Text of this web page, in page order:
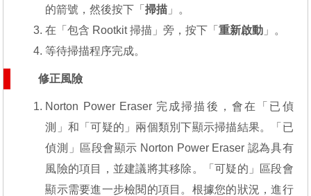
的箭號，然後按下「掃描 」。
在「包含 Rootkit 掃描」旁，按下「重新啟動 」。
等待掃描程序完成。
修正風險
Norton Power Eraser 完成掃描後，會在「已偵
測」和「可疑的」兩個類別下顯示掃描結果。「已
偵測」區段會顯示 Norton Power Eraser 認為具有
風險的項目，並建議將其移除。「可疑的」區段會
顯示需要進一步檢閱的項目。根據您的狀況，進行